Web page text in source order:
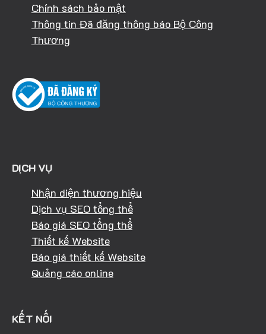
Chính sách bảo mật
Thông tin Đã đăng thông báo Bộ Công
Thương
DỊCH VỤ
Nhận diện thương hiệu
Dịch vụ SEO tổng thể
Báo giá SEO tổng thể
Thiết kế Website
Báo giá thiết kế Website
Quảng cáo online
KẾT NỐI